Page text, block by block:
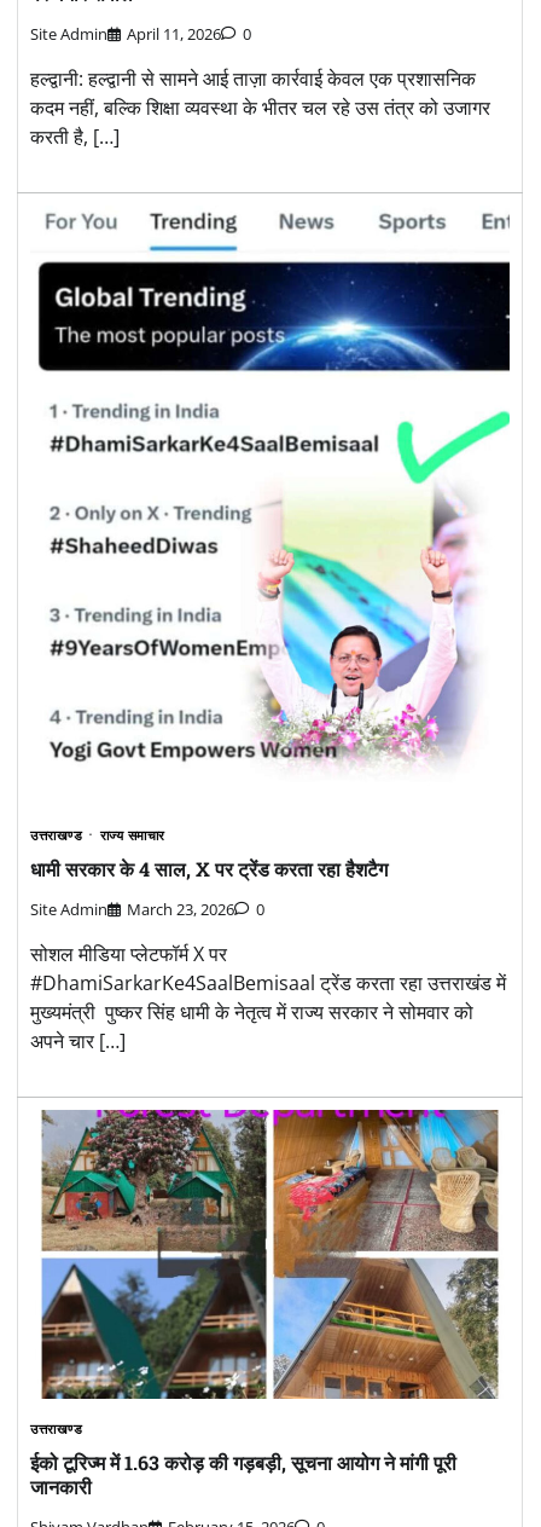
Site Admin April 11, 2026 0
हल्द्वानी: हल्द्वानी से सामने आई ताज़ा कार्रवाई केवल एक प्रशासनिक
कदम नहीं, बल्कि शिक्षा व्यवस्था के भीतर चल रहे उस तंत्र को उजागर
करती है, […]
उत्तराखण्ड राज्य समाचार
धामी सरकार के 4 साल, X पर ट्रेंड करता रहा हैशटैग
Site Admin March 23, 2026 0
सोशल मीडिया प्लेटफॉर्म X पर
#DhamiSarkarKe4SaalBemisaal ट्रेंड करता रहा उत्तराखंड में
मुख्यमंत्री पुष्कर सिंह धामी के नेतृत्व में राज्य सरकार ने सोमवार को
अपने चार […]
उत्तराखण्ड
ईको टूरिज्म में 1.63 करोड़ की गड़बड़ी, सूचना आयोग ने मांगी पूरी
जानकारी